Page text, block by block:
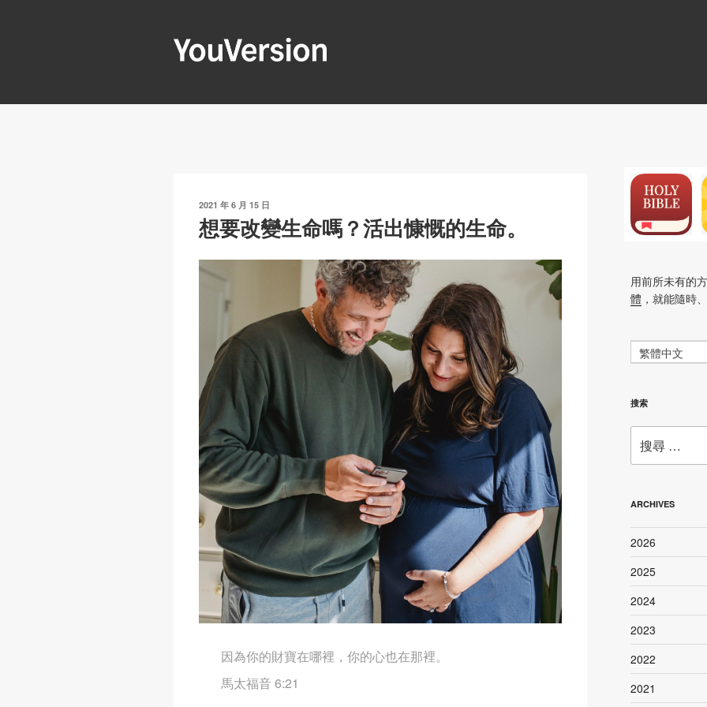
發
表
於
2021 年 6 月 15 日
想要改變生命嗎？活出慷慨的生命。
因為你的財寶在哪裡，你的心也在那裡。
馬太福音 6:21
用前所未有的
體 ，就能隨時
繁體中文
搜索
尋：
ARCHIVES
2026
2025
2024
2023
2022
2021